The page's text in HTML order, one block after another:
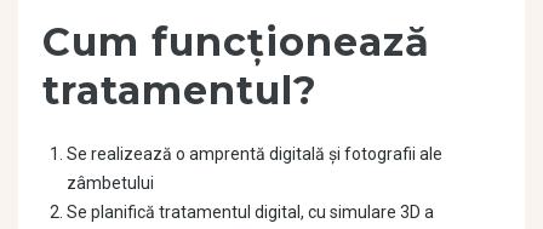
Cum funcționează
tratamentul?
Se realizează o amprentă digitală și fotografii ale
zâmbetului
Se planifică tratamentul digital, cu simulare 3D a